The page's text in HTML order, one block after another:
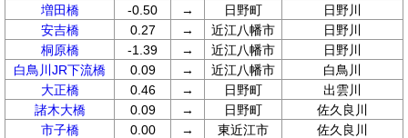
増田橋
-0.50 → 日野町
日野川
安吉橋
0.27 → 近江八幡市
日野川
桐原橋
-1.39 → 近江八幡市
日野川
白鳥川JR下流橋
0.09 → 近江八幡市
白鳥川
大正橋
0.46 → 日野町
出雲川
諸木大橋
0.09 → 日野町
佐久良川
市子橋
0.00 → 東近江市
佐久良川